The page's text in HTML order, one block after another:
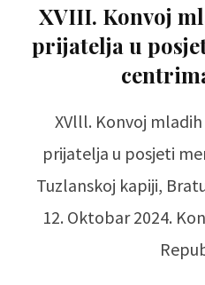
XVIII. Konvoj
prijatelja u
XVlll. Konvoj
prijatelja u posjeti
Tuzlanskoj kapiji,
12. Oktobar 2024.